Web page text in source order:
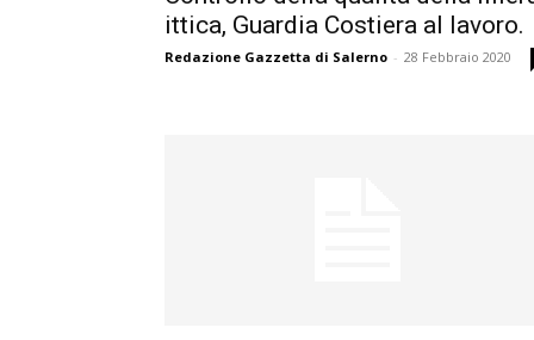
ittica, Guardia Costiera al lavoro.
Redazione Gazzetta di Salerno - 28 Febbraio 2020